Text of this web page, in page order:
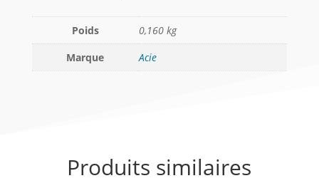
Poids
0,160 kg
Marque
Acie
Produits similaires